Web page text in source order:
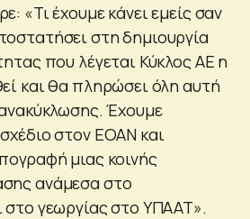
«Τι έχουμε κάνει εμείς σαν
στη δημιουργία
που λέγεται Κύκλος ΑΕ η
και θα πληρώσει όλη αυτή
Έχουμε
στον ΕΟΑΝ και
μιας κοινής
ανάμεσα στο
στο γεωργίας στο ΥΠΑΑΤ».